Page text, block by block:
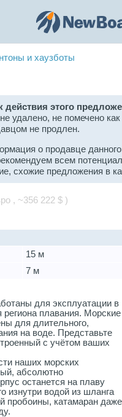
и хаузботы
действия этого
удалено, не помечено
не продлен.
о продавце
всем
схожие предложения в
, ~356 222 $ )
15 м
7 м
для эксплуатации в
региона плавания. Морские
для длительного,
на воде. Представьте
с учётом ваших
наших морских
абсолютно
останется на плаву
изнутри водой из шланга
пробоины, катамаран даже